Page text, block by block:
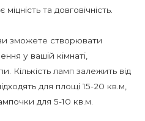
та довговічність.
зможете створювати
у вашій кімнаті,
Кількість ламп залежить від
для площі 15-20 кв.м,
для 5-10 кв.м.